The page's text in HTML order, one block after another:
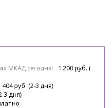
МКАД сегодня:
1 200 руб. (
404 руб. (2-3 дня)
3 дня)